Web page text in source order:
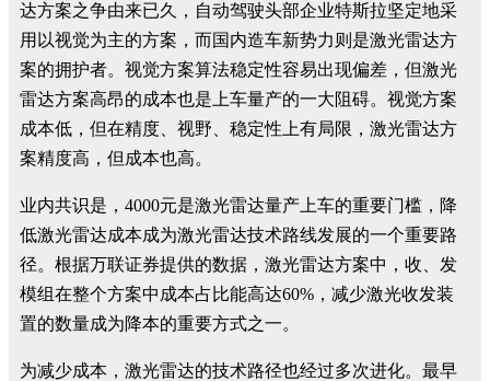
达方案之争由来已久，自动驾驶头部企业特斯拉坚定地采
用以视觉为主的方案，而国内造车新势力则是激光雷达方
案的拥护者。视觉方案算法稳定性容易出现偏差，但激光
雷达方案高昂的成本也是上车量产的一大阻碍。视觉方案
成本低，但在精度、视野、稳定性上有局限，激光雷达方
案精度高，但成本也高。
业内共识是，4000元是激光雷达量产上车的重要门槛，降
低激光雷达成本成为激光雷达技术路线发展的一个重要路
径。根据万联证券提供的数据，激光雷达方案中，收、发
模组在整个方案中成本占比能高达60%，减少激光收发装
置的数量成为降本的重要方式之一。
为减少成本，激光雷达的技术路径也经过多次进化。最早